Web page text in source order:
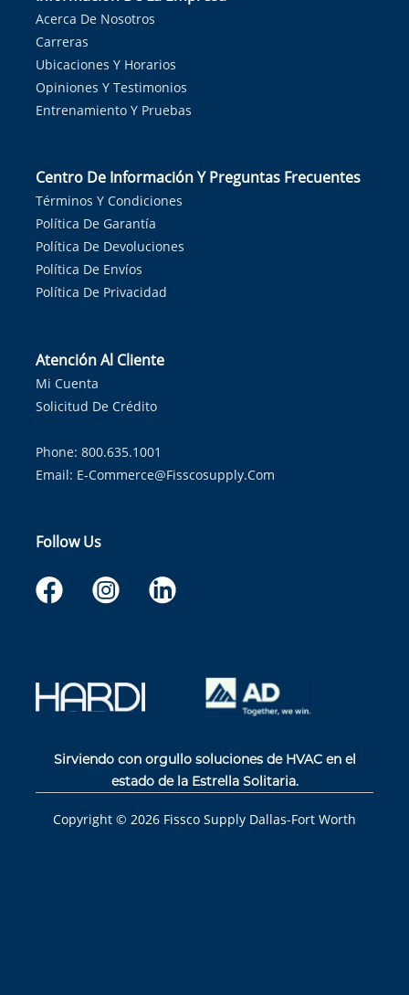
Acerca De Nosotros
Carreras
Ubicaciones Y Horarios
Opiniones Y Testimonios
Entrenamiento Y Pruebas
Centro De Información Y Preguntas Frecuentes
Términos Y Condiciones
Política De Garantía
Política De Devoluciones
Política De Envíos
Política De Privacidad
Atención Al Cliente
Mi Cuenta
Solicitud De Crédito
Phone: 800.635.1001
Email: E-Commerce@fisscosupply.com
Follow Us
Sirviendo con orgullo soluciones de HVAC en el
estado de la Estrella Solitaria.
Copyright © 2026 Fissco Supply Dallas-Fort Worth